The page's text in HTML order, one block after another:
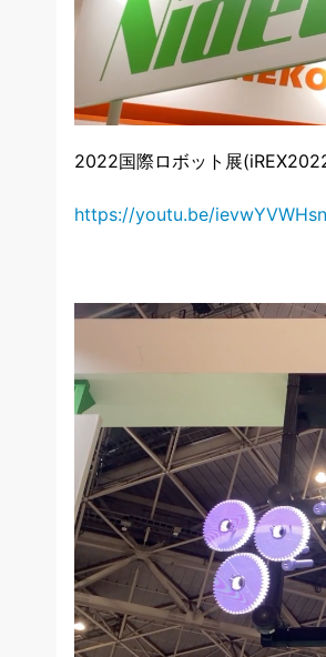
2022国際ロボット展
https://youtu.be/